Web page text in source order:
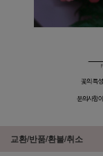
교환/반품/환불/취소